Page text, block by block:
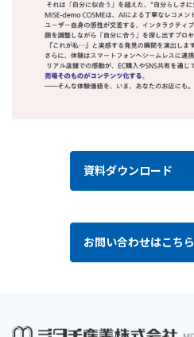
資料ダウンロード
お問い合わせはこちら